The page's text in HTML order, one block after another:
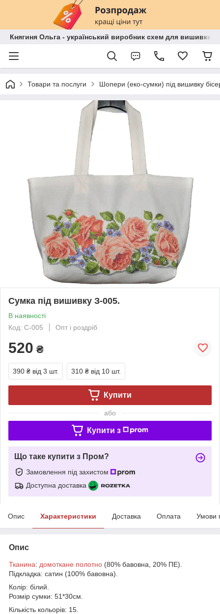
Княгиня Ольга - український виробник схем для вишивки
Товари та послуги Шопери (еко-сумки) під вишивку
Сумка під вишивку З-005.
В наявності
Код: С-005
Опт і роздріб
520 ₴
390 ₴ від 3 шт. 310 ₴ від 10 шт.
Купити
або
Купити з
Що таке купити з Пром?
Замовлення під захистом
Доступна доставка
Опис Характеристики Доставка Оплата Умови
Опис
Тканина: домоткане полотно (80% бавовна, 20% ПЕ).
Підкладка: сатин (100% бавовна).
Колір: білий.
Розмір сумки: 51*30см.
Кількість кольорів: 15.